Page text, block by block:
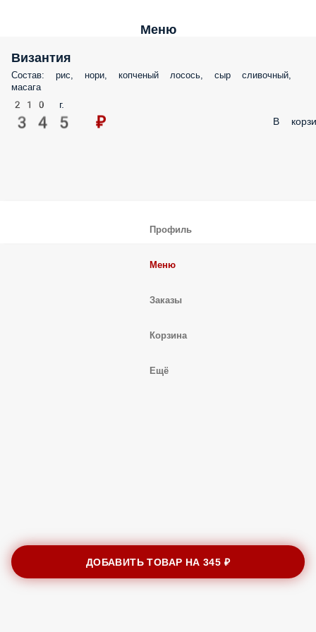
Меню
Византия
Состав: рис, нори, копченый лосось, сыр сливочный,
масага
210 г.
345 ₽ В
ДОБАВИТЬ ТОВАР НА345 ₽
Профиль
Меню
Заказы
Корзина
Ещё